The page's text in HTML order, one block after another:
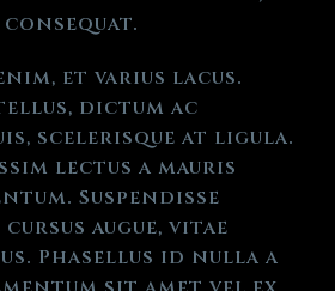
et varius lacus.
dictum ac
scelerisque at ligula.
lectus a mauris
Suspendisse
augue, vitae
Phasellus id nulla a